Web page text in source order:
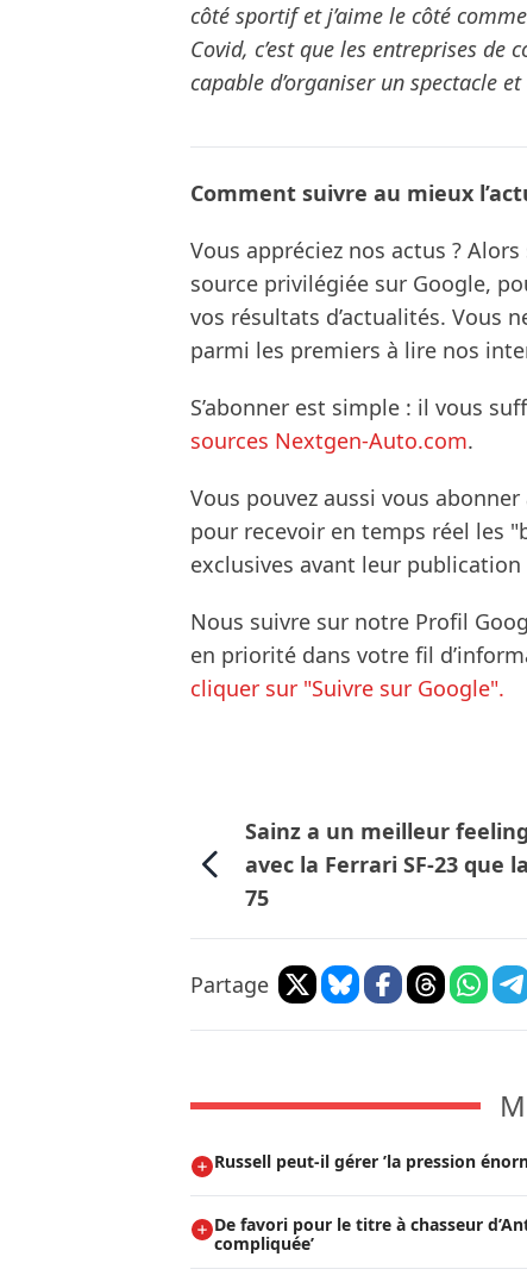
côté sportif et j’aime le côté
Covid, c’est que les entreprises de
capable d’organiser un spectacle
Comment suivre au mieux
Vous appréciez nos actus ?
source privilégiée sur Google,
vos résultats d’actualités. Vous
parmi les premiers à lire nos
S’abonner est simple : il vous
sources Nextgen-Auto.com.
Vous pouvez aussi vous abonner
pour recevoir en temps réel les
exclusives avant leur publication
Nous suivre sur notre Profil
en priorité dans votre fil
cliquer sur "Suivre sur Google".
Sainz a un meilleur feeling
avec la Ferrari SF-23 que
75
Partage
Russell peut-il gérer ’la pression
De favori pour le titre à chasseur
compliquée’